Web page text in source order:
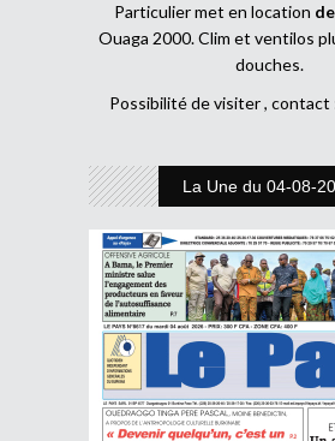
Particulier met en location
Ouaga 2000. Clim et ventilos
douches.
Possibilité de visiter , contact
La Une du 04-08-